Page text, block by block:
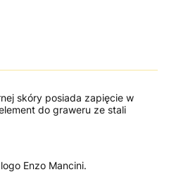
skóry posiada zapięcie w
do graweru ze stali
Enzo Mancini.